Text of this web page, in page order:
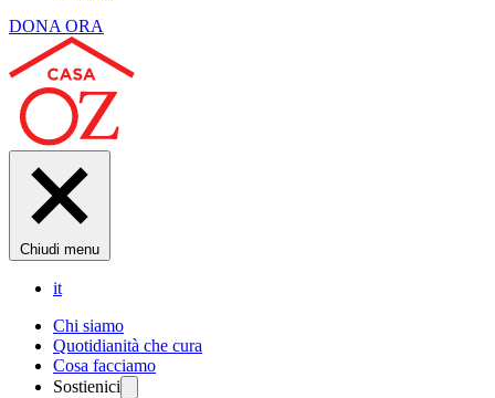
DONA ORA
Chiudi menu
it
Chi siamo
Quotidianità che cura
Cosa facciamo
Sostienici